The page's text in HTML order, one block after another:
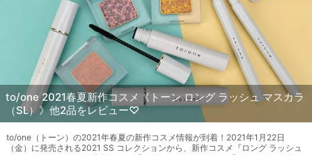
to/one 2021春夏新作コスメ《トーン ロング ラッシュ マスカラ
（SL）》他2品をレビュー♡
to/one（トーン）の2021年春夏の新作コスメ情報が到着！2021年1月22日
（金）に発売される2021 SS コレクションから、新作コスメ『ロング ラッシュ